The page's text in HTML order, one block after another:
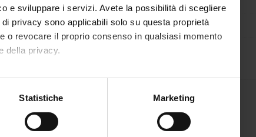
e sviluppare i servizi. Avete la possibilità di scegliere
privacy sono applicabili solo su questa proprietà
o revocare il proprio consenso in qualsiasi momento
della privacy.
di qualche metro,
Statistiche Marketing